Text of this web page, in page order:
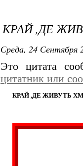
КРАЙ ,ДЕ
Среда, 24 Сентября
Это цитата
цитатник или
КРАЙ ,ДЕ ЖИВУТЬ